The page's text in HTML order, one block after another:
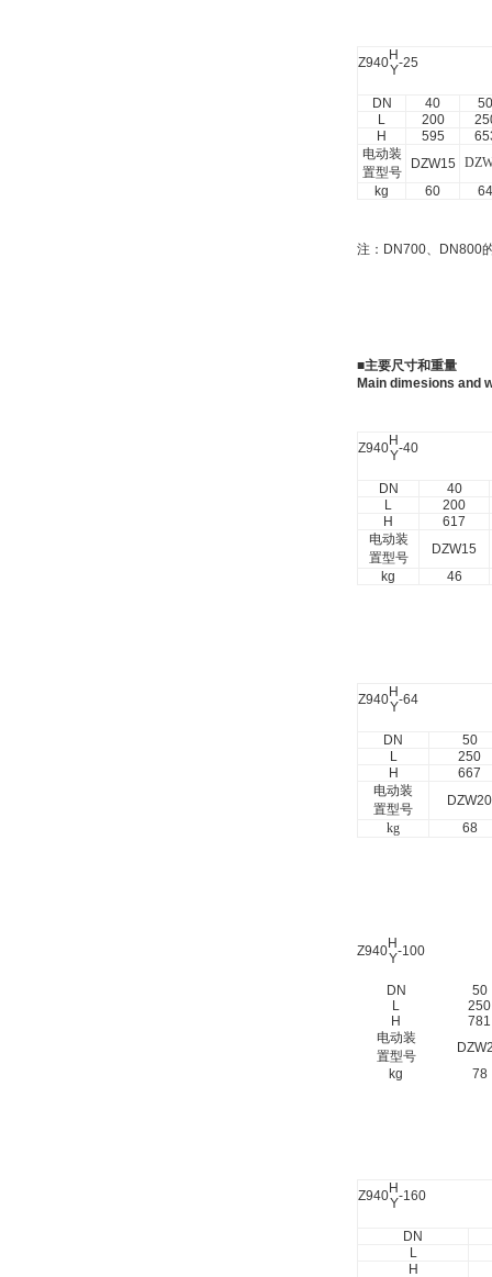
Z940H-25
Y
DN 40
50
L
200
H
595
电动装
置型号
DZW15
kg
60 64
注： DN700、 DN800
■主要尺寸和重量
Main dimesions and
Z940H-40
Y
DN
40
L
200
H
617
电动装
置型号
DZW15
kg
46
Z940H-64
Y
DN
50
L
250
H
667
电动装
置型号
DZW20
kg
68
Z940H-100
Y
DN
50
L
250
H
781
电动装
置型号
kg
78
Z940H-160
Y
DN
L
H